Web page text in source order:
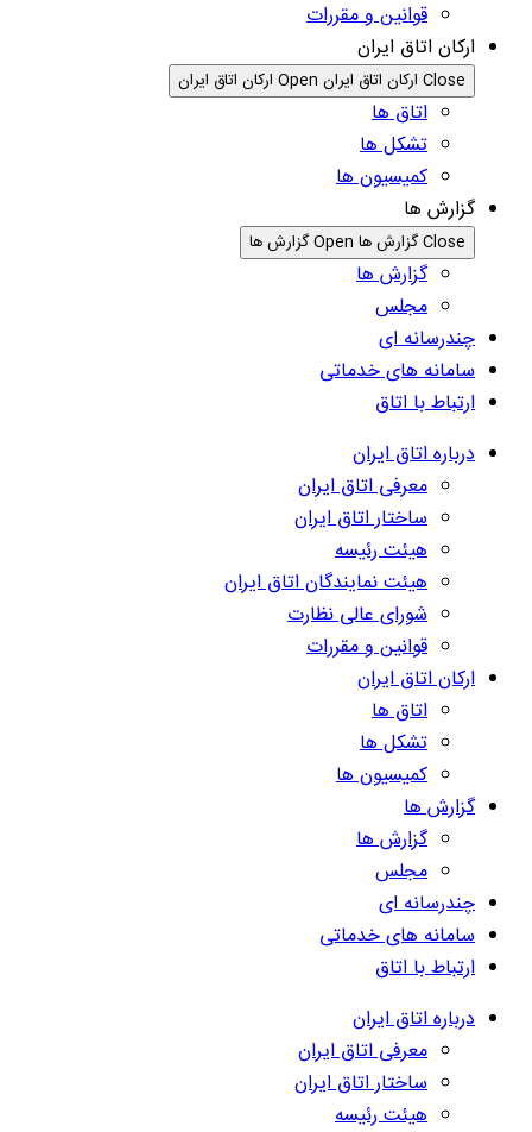
قوانین و مقررات
ارکان اتاق ایران
Close ارکان اتاق ایران Open ارکان اتاق ایران
اتاق ها
تشکل ها
کمیسیون ها
گزارش ها
Close گزارش ها Open گزارش ها
گزارش ها
مجلس
چندرسانه ای
سامانه های خدماتی
ارتباط با اتاق
درباره اتاق ایران
معرفی اتاق ایران
ساختار اتاق ایران
هیئت رئیسه
هیئت نمایندگان اتاق ایران
شورای عالی نظارت
قوانین و مقررات
ارکان اتاق ایران
اتاق ها
تشکل ها
کمیسیون ها
گزارش ها
گزارش ها
مجلس
چندرسانه ای
سامانه های خدماتی
ارتباط با اتاق
درباره اتاق ایران
معرفی اتاق ایران
ساختار اتاق ایران
هیئت رئیسه